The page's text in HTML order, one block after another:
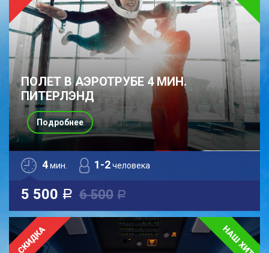
ПОЛЕТ В АЭРОТРУБЕ 4 МИН.
ПИТЕРЛЭНД
4мин. 1-2человека
5 500 a 6 500 a
Подробнее